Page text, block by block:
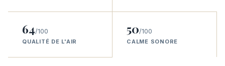
64/100
QUALITÉ DE L'AIR
50/100
CALME SONORE